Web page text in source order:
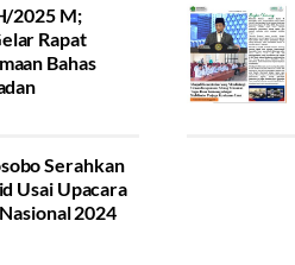
2025 M;
Rapat
Bahas
Serahkan
Usai Upacara
2024